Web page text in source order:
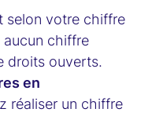
selon votre chiffre
aucun chiffre
droits ouverts.
en
réaliser un chiffre